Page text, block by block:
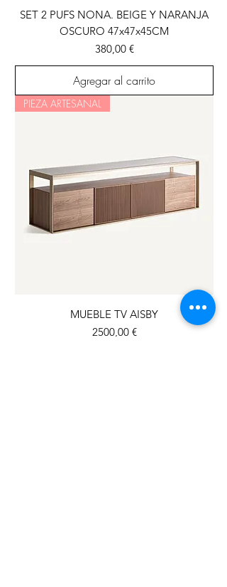
SET 2 PUFS NONA. BEIGE Y NARANJA
OSCURO 47x47x45CM
Precio
380,00 €
Agregar al carrito
PIEZA ARTESANAL
MUEBLE TV AISBY
Precio
2500,00 €